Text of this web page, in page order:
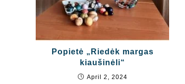
Popietė „Riedėk margas
kiaušinėli“
April 2, 2024